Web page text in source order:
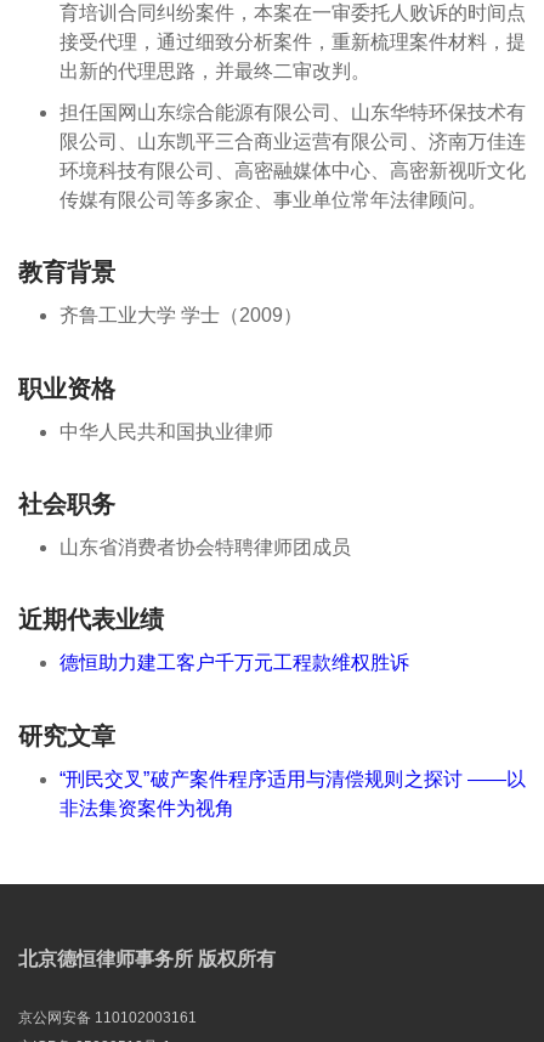
育培训合同纠纷案件，本案在一审委托人败诉的时间点
接受代理，通过细致分析案件，重新梳理案件材料，提
出新的代理思路，并最终二审改判。
担任国网山东综合能源有限公司、山东华特环保技术有
限公司、山东凯平三合商业运营有限公司、济南万佳连
环境科技有限公司、高密融媒体中心、高密新视听文化
传媒有限公司等多家企、事业单位常年法律顾问。
教育背景
齐鲁工业大学 学士（2009）
职业资格
中华人民共和国执业律师
社会职务
山东省消费者协会特聘律师团成员
近期代表业绩
德恒助力建工客户千万元工程款维权胜诉
研究文章
“刑民交叉”破产案件程序适用与清偿规则之探讨 ——以
非法集资案件为视角
北京德恒律师事务所 版权所有
京公网安备 110102003161